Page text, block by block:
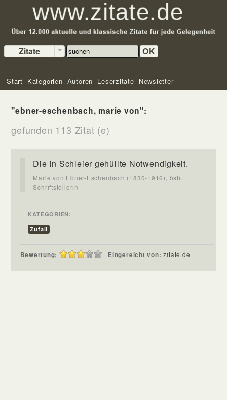
Zitate OK
Start Kategorien Autoren Leserzitate Newsletter
"ebner-eschenbach, marie von":
gefunden 113 Zitat (e)
Die in Schleier gehüllte Notwendigkeit.
Marie von Ebner-Eschenbach (1830-1916), östr.
Schriftstellerin
KATEGORIEN:
Zufall
Bewertung: Eingereicht von:zitate.de